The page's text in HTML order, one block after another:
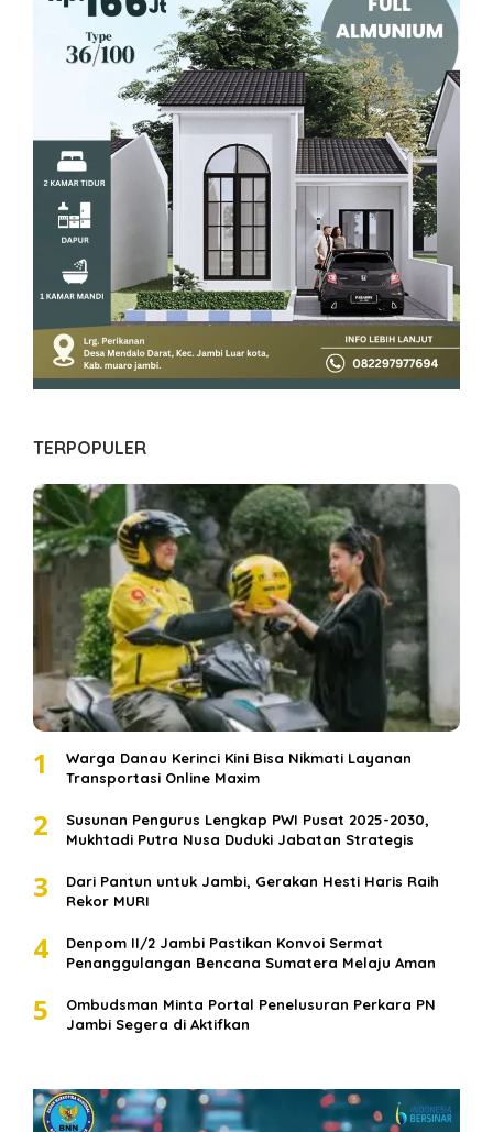
TERPOPULER
1
Warga Danau Kerinci Kini Bisa Nikmati Layanan
Transportasi Online Maxim
2
Susunan Pengurus Lengkap PWI Pusat 2025-2030,
Mukhtadi Putra Nusa Duduki Jabatan Strategis
3
Dari Pantun untuk Jambi, Gerakan Hesti Haris Raih
Rekor MURI
4
Denpom II/2 Jambi Pastikan Konvoi Sermat
Penanggulangan Bencana Sumatera Melaju Aman
5
Ombudsman Minta Portal Penelusuran Perkara PN
Jambi Segera di Aktifkan